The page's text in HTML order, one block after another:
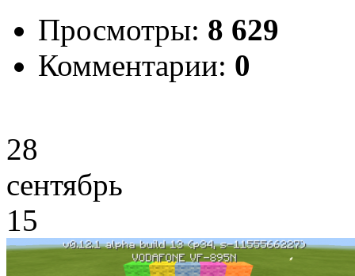
Просмотры: 8 629
Комментарии: 0
28
сентябрь
15